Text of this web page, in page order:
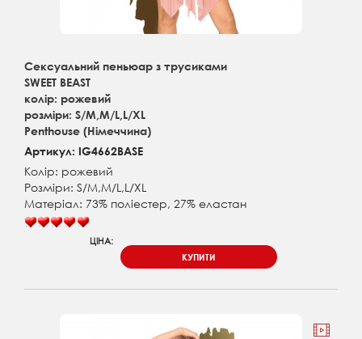
Сексуальний пеньюар з трусиками
SWEET BEAST
колір: рожевий
розміри: S/M,M/L,L/XL
Penthouse (Німеччина)
Артикул: IG4662BASE
Колір: рожевий
Розміри: S/M,M/L,L/XL
Матеріал: 73% поліестер, 27% еластан
ЦІНА:
КУПИТИ